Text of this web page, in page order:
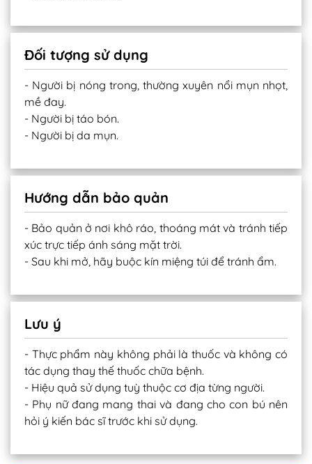
Đối tượng sử dụng
- Người bị nóng trong, thường xuyên nổi mụn nhọt,
mề đay.
- Người bị táo bón.
- Người bị da mụn.
Hướng dẫn bảo quản
- Bảo quản ở nơi khô ráo, thoáng mát và tránh tiếp
xúc trực tiếp ánh sáng mặt trời.
- Sau khi mở, hãy buộc kín miệng túi để tránh ẩm.
Lưu ý
- Thực phẩm này không phải là thuốc và không có
tác dụng thay thế thuốc chữa bệnh.
- Hiệu quả sử dụng tuỳ thuộc cơ địa từng người.
- Phụ nữ đang mang thai và đang cho con bú nên
hỏi ý kiến bác sĩ trước khi sử dụng.